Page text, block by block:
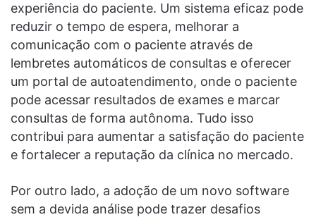
experiência do paciente. Um sistema eficaz pode
reduzir o tempo de espera, melhorar a
comunicação com o paciente através de
lembretes automáticos de consultas e oferecer
um portal de autoatendimento, onde o paciente
pode acessar resultados de exames e marcar
consultas de forma autônoma. Tudo isso
contribui para aumentar a satisfação do paciente
e fortalecer a reputação da clínica no mercado.
Por outro lado, a adoção de um novo software
sem a devida análise pode trazer desafios